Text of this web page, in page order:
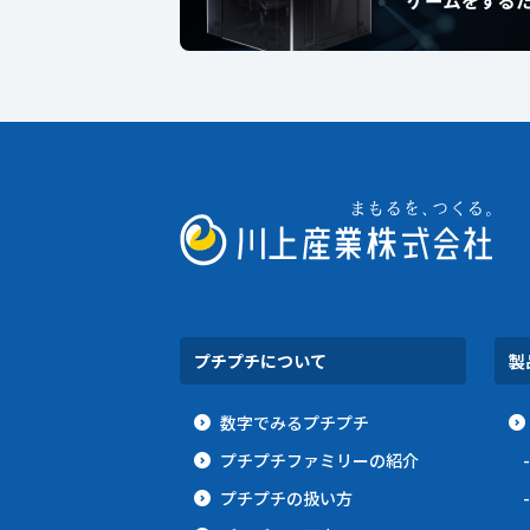
プチプチについて
数字でみるプチプチ
プチプチファミリーの紹介
プチプチの扱い方
製